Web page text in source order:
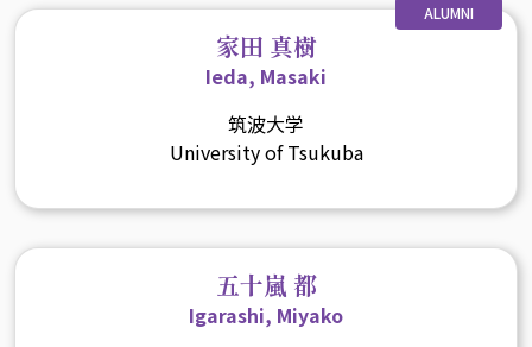
ALUMNI
家田 真樹
Ieda, Masaki
筑波大学
University of Tsukuba
五十嵐 都
Igarashi, Miyako